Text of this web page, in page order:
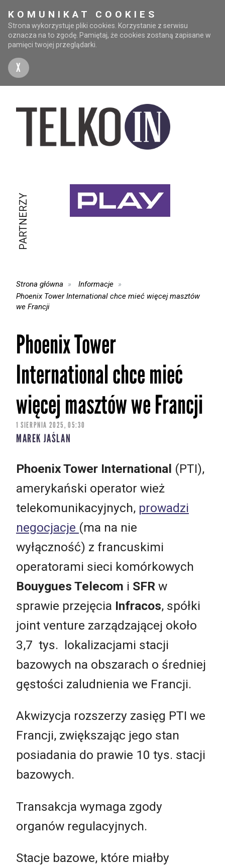
KOMUNIKAT COOKIES
Strona wykorzystuje pliki cookies. Korzystanie z serwisu
oznacza na to zgodę. Pamiętaj, że cookies zostaną zapisane w
pamięci twojej przeglądarki.
X
PARTNERZY
Strona główna
Informacje
Phoenix Tower International chce mieć więcej masztów
we Francji
Phoenix Tower
International chce mieć
więcej masztów we Francji
1 SIERPNIA 2025, 05:30
MAREK JAŚLAN
Phoenix Tower International (PTI),
amerykański operator wież
telekomunikacyjnych, prowadzi
negocjacje (ma na nie
wyłączność) z francuskimi
operatorami sieci komórkowych
Bouygues Telecom i SFR w
sprawie przejęcia Infracos, spółki
joint venture zarządzającej około
3,7 tys. lokalizacjami stacji
bazowych na obszarach o średniej
gęstości zaludnienia we Francji.
Akwizycja rozszerzy zasięg PTI we
Francji, zwiększając jego stan
posiadania do prawie 10 tys. stacji
bazowych.
Transakcja wymaga zgody
organów regulacyjnych.
Stacje bazowe, które miałby